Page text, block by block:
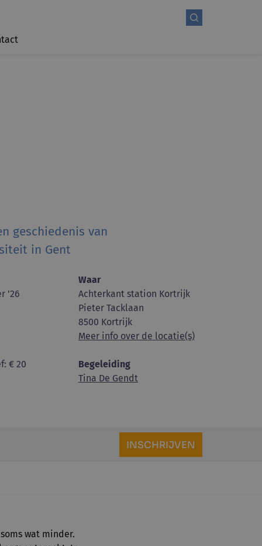
geschiedenis van
in Gent
'26
: € 20
Waar
Achterkant station Kortrijk
Pieter Tacklaan
8500 Kortrijk
Meer info over de locatie(s)
Begeleiding
Tina De Gendt
INSCHRIJVEN
wat minder.